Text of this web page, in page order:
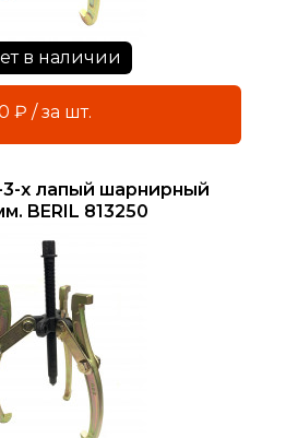
в наличии
Розница: 1 710 ₽ / за шт.
х лапый шарнирный
BERIL 813250